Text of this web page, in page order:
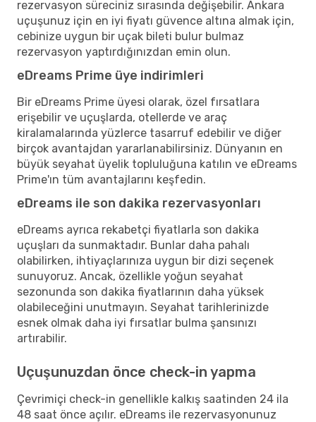
rezervasyon süreciniz sırasında değişebilir. Ankara
uçuşunuz için en iyi fiyatı güvence altına almak için,
cebinize uygun bir uçak bileti bulur bulmaz
rezervasyon yaptırdığınızdan emin olun.
eDreams Prime üye indirimleri
Bir eDreams Prime üyesi olarak, özel fırsatlara
erişebilir ve uçuşlarda, otellerde ve araç
kiralamalarında yüzlerce tasarruf edebilir ve diğer
birçok avantajdan yararlanabilirsiniz. Dünyanın en
büyük seyahat üyelik topluluğuna katılın ve eDreams
Prime'ın tüm avantajlarını keşfedin.
eDreams ile son dakika rezervasyonları
eDreams ayrıca rekabetçi fiyatlarla son dakika
uçuşları da sunmaktadır. Bunlar daha pahalı
olabilirken, ihtiyaçlarınıza uygun bir dizi seçenek
sunuyoruz. Ancak, özellikle yoğun seyahat
sezonunda son dakika fiyatlarının daha yüksek
olabileceğini unutmayın. Seyahat tarihlerinizde
esnek olmak daha iyi fırsatlar bulma şansınızı
artırabilir.
Uçuşunuzdan önce check-in yapma
Çevrimiçi check-in genellikle kalkış saatinden 24 ila
48 saat önce açılır. eDreams ile rezervasyonunuz